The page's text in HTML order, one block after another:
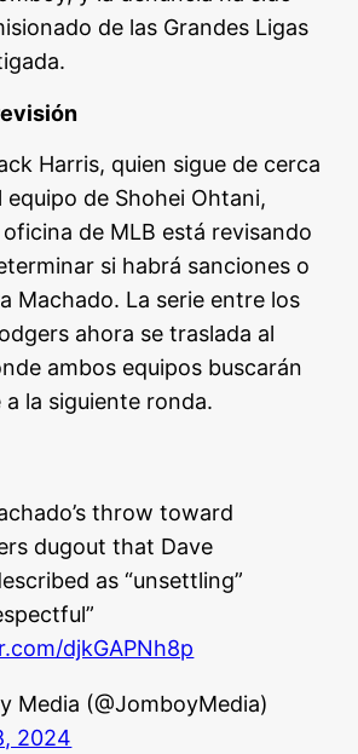
de las Grandes Ligas
Harris, quien sigue de cerca
equipo de Shohei Ohtani,
de MLB está revisando
si habrá sanciones o
Machado. La serie entre los
ahora se traslada al
ambos equipos buscarán
la siguiente ronda.
throw toward
dugout that Dave
as “unsettling”
djkGAPNh8p
Media (@JomboyMedia)
2024